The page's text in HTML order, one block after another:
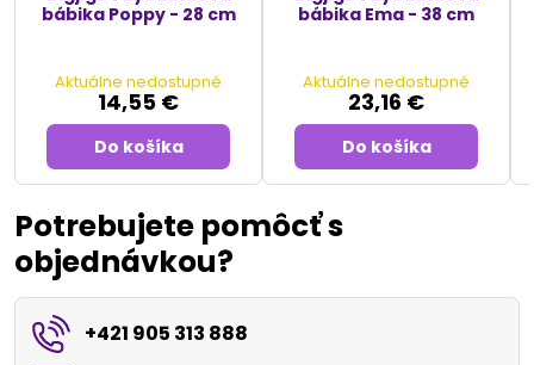
bábika Poppy - 28 cm
Aktuálne nedostupné
14,55 €
Do košíka
bábika Ema - 38 cm
Aktuálne nedostupné
23,16 €
Do košíka
Potrebujete pomôcť s
objednávkou?
+421 905 313 888